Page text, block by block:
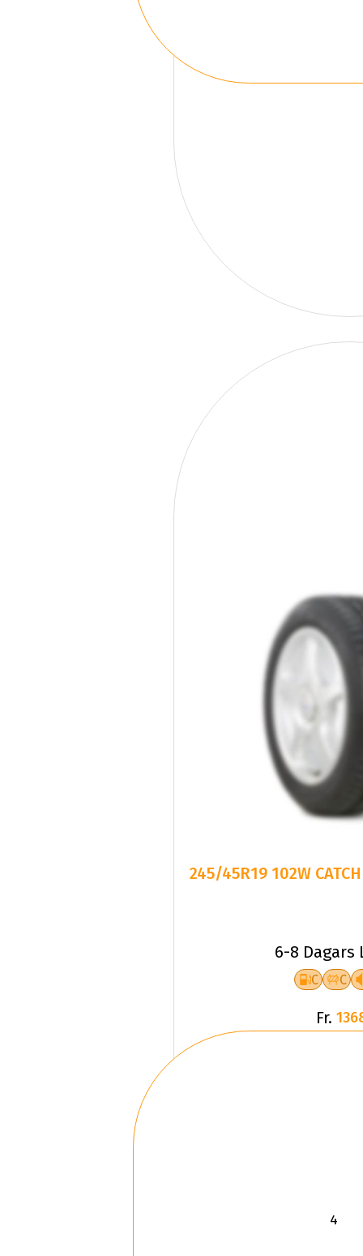
245/45R19 102W
6-8 Dagars
C C
Fr.